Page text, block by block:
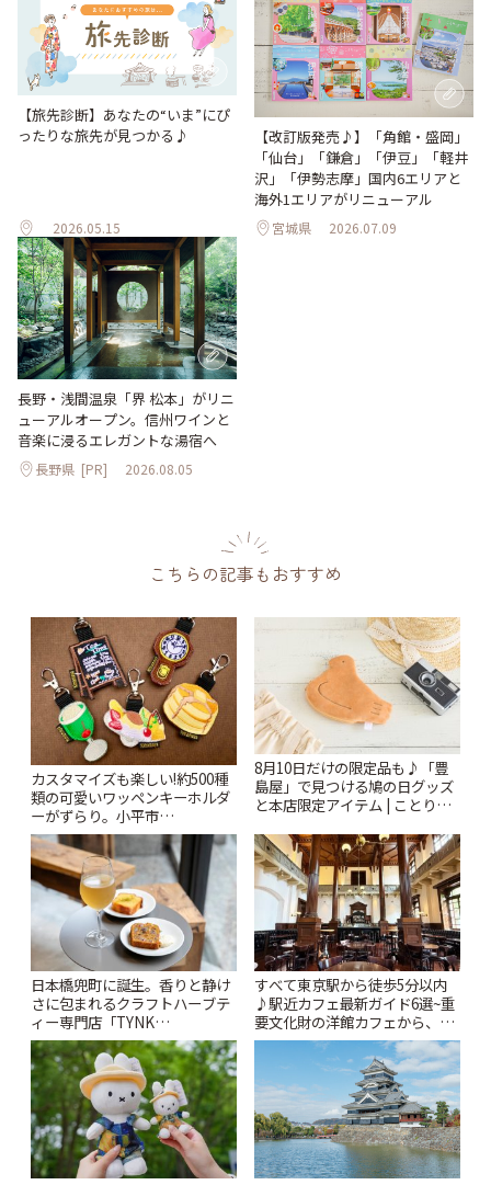
【旅先診断】あなたの“いま”にぴ
ったりな旅先が見つかる♪
2026.05.15
【改訂版発売♪】「角館・盛岡」
「仙台」「鎌倉」「伊豆」「軽井
沢」「伊勢志摩」国内6エリアと
海外1エリアがリニューアル
宮城県 2026.07.09
長野・浅間温泉「界 松本」がリニ
ューアルオープン。信州ワインと
音楽に浸るエレガントな湯宿へ
長野県 [PR] 2026.08.05
こちらの記事もおすすめ
カスタマイズも楽しい!約500種
類の可愛いワッペンキーホルダ
ーがずらり。小平市
「Kimamaya T&K」 | ことりっ
ぷ
8月10日だけの限定品も♪「豊
島屋」で見つける鳩の日グッズ
と本店限定アイテム | ことりっ
日本橋兜町に誕生。香りと静け
さに包まれるクラフトハーブテ
ィー専門店「TYNK
Kabutocho」 | ことりっぷ
すべて東京駅から徒歩5分以内
♪駅近カフェ最新ガイド6選~重
要文化財の洋館カフェから、改
札すぐのレトロ喫茶まで~ | こと